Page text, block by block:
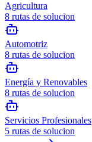
Agricultura
8 rutas de solucion
Automotriz
8 rutas de solucion
Energía y Renovables
8 rutas de solucion
Servicios Profesionales
5 rutas de solucion